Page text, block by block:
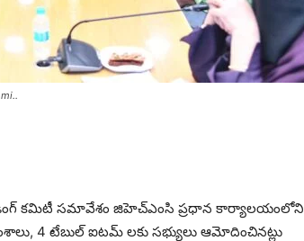
కమిటీ సమావేశం జిహెచ్ఎంసి ప్రధాన కార్యాలయంలోని
4 టేబుల్ ఐటమ్ లకు సభ్యులు ఆమోదించినట్లు